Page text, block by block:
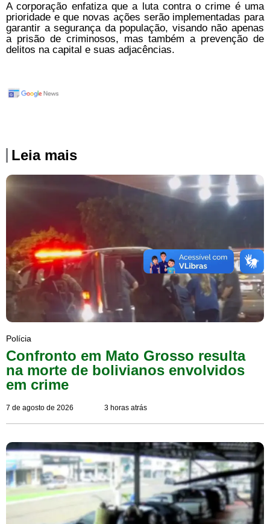
A corporação enfatiza que a luta contra o crime é uma
prioridade e que novas ações serão implementadas para
garantir a segurança da população, visando não apenas
a prisão de criminosos, mas também a prevenção de
delitos na capital e suas adjacências.
Leia mais
Polícia
Confronto em Mato Grosso resulta
na morte de bolivianos envolvidos
em crime
7 de agosto de 2026 3 horas atrás